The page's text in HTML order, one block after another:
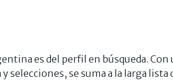
es del perfil en búsqueda. Con
selecciones, se suma a la larga lista